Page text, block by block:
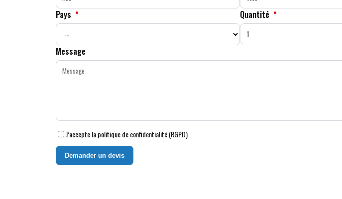
Pays * Quantité *
Message
J’accepte la politique de confidentialité (RGPD)
Demander un devis